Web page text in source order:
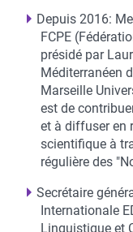
Depuis 2016:
FCPE
présidé par
Méditerranéen
Marseille
est de
et à diffuser en
scientifique à
régulière des
Secrétaire
Internationale
Linguistique et